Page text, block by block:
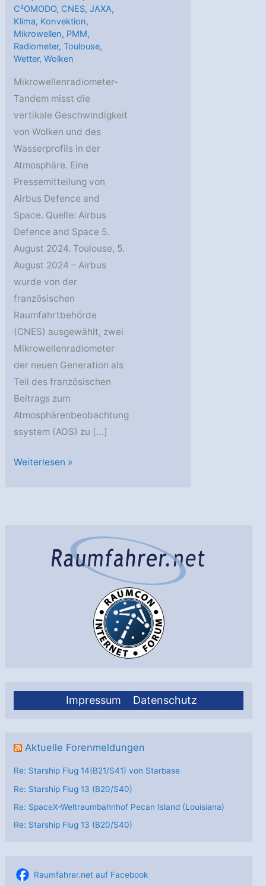
Impressum Datenschutz
Aktuelle Forenmeldungen
Re: Starship Flug 14(B21/S41) von Starbase
Re: Starship Flug 13 (B20/S40)
Re: SpaceX-Weltraumbahnhof Pecan Island (Louisiana)
Re: Starship Flug 13 (B20/S40)
Raumfahrer.net auf Facebook
C²OMODO, CNES,JAXA,
Klima, Konvektion,
Mikrowellen, PMM,
Radiometer,Toulouse,
Wetter,Wolken
Mikrowellenradiometer-
Tandem misst die
vertikale Geschwindigkeit
von Wolken und des
Wasserprofils in der
Atmosphäre. Eine
Pressemitteilung von
Airbus Defence and
Space. Quelle: Airbus
Defence and Space 5.
August 2024. Toulouse, 5.
August 2024 – Airbus
wurde von der
französischen
Raumfahrtbehörde
(CNES) ausgewählt, zwei
Mikrowellenradiometer
der neuen Generation als
Teil des französischen
Beitrags zum
Atmosphärenbeobachtung
ssystem (AOS) zu […]
Airbus
Radiometer
Klimasatellitenmission
Weiterlesen »